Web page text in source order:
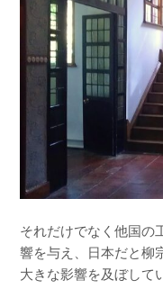
それだけでなく他国の
響を与え、日本だと柳
大きな影響を及ぼして